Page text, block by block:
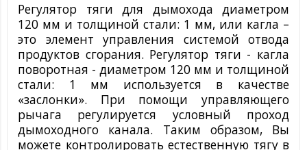
Регулятор тяги для дымохода диаметром
120 мм и толщиной стали: 1 мм, или кагла –
это элемент управления системой отвода
продуктов сгорания. Регулятор тяги - кагла
поворотная - диаметром 120 мм и толщиной
стали: 1 мм используется в качестве
«заслонки». При помощи управляющего
рычага регулируется условный проход
дымоходного канала. Таким образом, Вы
можете контролировать естественную тягу в